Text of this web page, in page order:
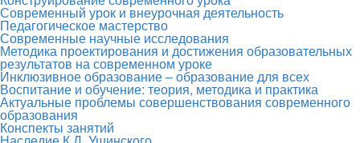
Современный урок и внеурочная деятельность
Педагогическое мастерство
Современные научные исследования
Методика проектирования и достижения образовательных
результатов на современном уроке
Инклюзивное образование – образование для всех
Воспитание и обучение: теория, методика и практика
Актуальные проблемы совершенствования современного
образования
Конспекты занятий